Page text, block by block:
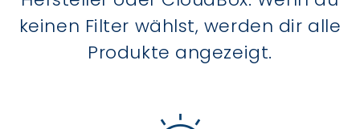
keinen Filter wählst, werden dir alle
Produkte angezeigt.